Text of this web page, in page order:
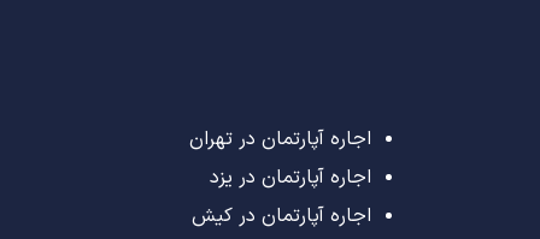
اجاره آپارتمان در تهران
اجاره آپارتمان در یزد
اجاره آپارتمان در کیش